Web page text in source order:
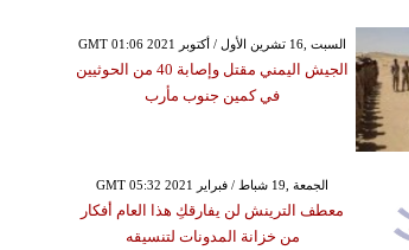
GMT 01:06 2021 السبت ,16 تشرين الأول / أكتوبر
الجيش اليمني مقتل وإصابة 40 من الحوثيين
في كمين جنوب مأرب
GMT 05:32 2021 الجمعة ,19 شباط / فبراير
معطف الترينش لن يفارقكِ هذا العام أفكار
من خزانة المدونات لتنسيقه